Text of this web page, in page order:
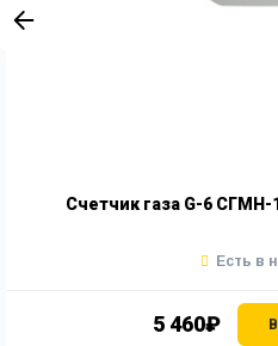
Счетчик газа G-6
5 460₽
Есть в